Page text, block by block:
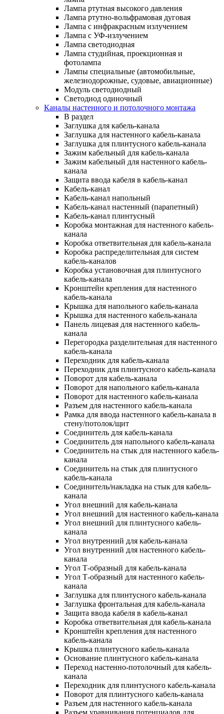
Лампа ртутная высокого давления
Лампа ртутно-вольфрамовая дуговая
Лампа с инфракрасным излучением
Лампа с УФ-излучением
Лампа светодиодная
Лампа студийная, проекционная и
фотолампа
Лампы специальные (автомобильные,
железнодорожные, судовые, авиационные)
Модуль светодиодный
Светодиод одиночный
Каналы настенного и потолочного монтажа
В раздел
Заглушка для кабель-канала
Заглушка для настенного кабель-канала
Заглушка для плинтусного кабель-канала
Зажим кабельный для кабель-канала
Зажим кабельный для настенного кабель-
канала
Защита ввода кабеля в кабель-канал
Кабель-канал
Кабель-канал напольный
Кабель-канал настенный (парапетный)
Кабель-канал плинтусный
Коробка монтажная для настенного кабель-
канала
Коробка ответвительная для кабель-канала
Коробка распределительная для систем
кабель-каналов
Коробка установочная для плинтусного
кабель-канала
Кронштейн крепления для настенного
кабель-канала
Крышка для напольного кабель-канала
Крышка для настенного кабель-канала
Панель лицевая для настенного кабель-
канала
Перегородка разделительная для настенного
кабель-канала
Переходник для кабель-канала
Переходник для плинтусного кабель-канала
Поворот для кабель-канала
Поворот для напольного кабель-канала
Поворот для настенного кабель-канала
Разъем для настенного кабель-канала
Рамка для ввода настенного кабель-канала в
стену/потолок/щит
Соединитель для кабель-канала
Соединитель для напольного кабель-канала
Соединитель на стык для настенного кабель-
канала
Соединитель на стык для плинтусного
кабель-канала
Соединитель/накладка на стык для кабель-
канала
Угол внешний для кабель-канала
Угол внешний для настенного кабель-канала
Угол внешний для плинтусного кабель-
канала
Угол внутренний для кабель-канала
Угол внутренний для настенного кабель-
канала
Угол Т-образный для кабель-канала
Угол Т-образный для настенного кабель-
канала
Заглушка для плинтусного кабель-канала
Заглушка фронтальная для кабель-канала
Защита ввода кабеля в кабель-канал
Коробка ответвительная для кабель-канала
Кронштейн крепления для настенного
кабель-канала
Крышка плинтусного кабель-канала
Основание плинтусного кабель-канала
Переход настенно-потолочный для кабель-
канала
Переходник для плинтусного кабель-канала
Поворот для плинтусного кабель-канала
Разъем для настенного кабель-канала
Разъем уравнивания потенциалов для